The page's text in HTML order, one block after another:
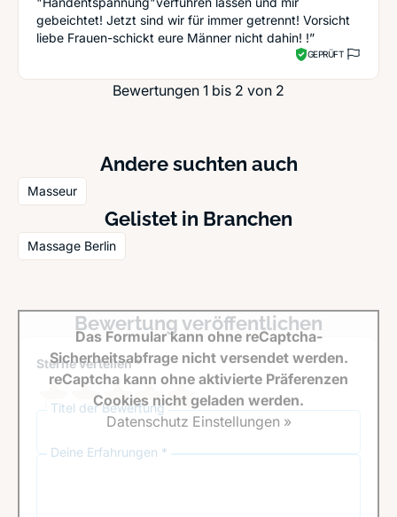
gebeichtet! Jetzt sind wir für immer getrennt! Vorsicht
liebe Frauen-schickt eure Männer nicht dahin! !”
GEPRÜFT
Bewertungen 1 bis 2 von 2
Andere suchten auch
Masseur
Gelistet in Branchen
Massage Berlin
Bewertung veröffentlichen
Sterne verteilen *
Titel der Bewertung
Deine Erfahrungen *
Das Formular kann ohne reCaptcha-
Sicherheitsabfrage nicht versendet werden.
reCaptcha kann ohne aktivierte Präferenzen
Cookies nicht geladen werden.
Datenschutz Einstellungen »